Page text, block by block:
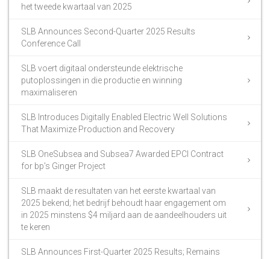
het tweede kwartaal van 2025
SLB Announces Second-Quarter 2025 Results
Conference Call
SLB voert digitaal ondersteunde elektrische
putoplossingen in die productie en winning
maximaliseren
SLB Introduces Digitally Enabled Electric Well Solutions
That Maximize Production and Recovery
SLB OneSubsea and Subsea7 Awarded EPCI Contract
for bp’s Ginger Project
SLB maakt de resultaten van het eerste kwartaal van
2025 bekend; het bedrijf behoudt haar engagement om
in 2025 minstens $4 miljard aan de aandeelhouders uit
te keren
SLB Announces First-Quarter 2025 Results; Remains